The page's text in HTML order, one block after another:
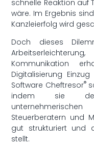
schnelle Reaktion auf
wäre. Im Ergebnis
Kanzleierfolg wird
Doch dieses
Kommunikation
Digitalisierung
Software Cheftresor®
indem sie
Steuerberatern und
gut strukturiert und
stellt.